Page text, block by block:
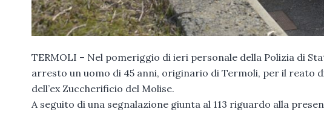
TERMOLI – Nel pomeriggio di ieri personale della Polizia di
arresto un uomo di 45 anni, originario di Termoli, per il reato
dell’ex Zuccherificio del Molise.
A seguito di una segnalazione giunta al 113 riguardo alla